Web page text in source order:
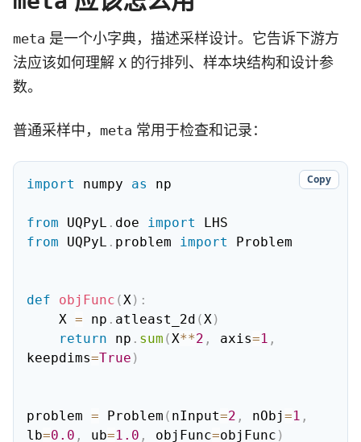
meta 是一个小字典，描述采样设计。它告诉下游方
法应该如何理解 X 的行排列、样本块结构和设计参
数。
普通采样中， meta 常用于检查和记录：
import numpy as np
from UQPyL . doe import
from UQPyL . problem import Problem
def objFunc (X) :
    X
= np . atleast_2d (X)
return np . sum (X**2 , axis=1 ,
keepdims=True )
problem = Problem ( nInput=2 , nObj=1 ,
lb=0.0 , ub=1.0 , objFunc=objFunc )
Copy